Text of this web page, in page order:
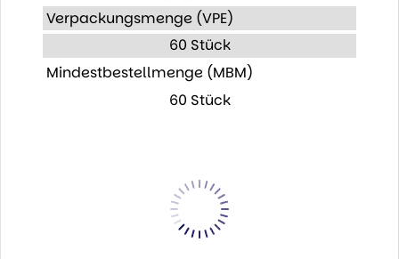
Verpackungsmenge (VPE)
60 Stück
Mindestbestellmenge (MBM)
60 Stück